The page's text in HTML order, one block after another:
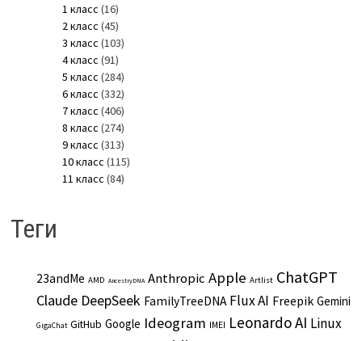
1 класс (16)
2 класс (45)
3 класс (103)
4 класс (91)
5 класс (284)
6 класс (332)
7 класс (406)
8 класс (274)
9 класс (313)
10 класс (115)
11 класс (84)
Теги
23andMe AMD AncestryDNA Anthropic Apple Artlist ChatGPT
Claude DeepSeek FamilyTreeDNA Flux AI Freepik Gemini
GigaChat GitHub Google Ideogram IMEI Leonardo AI Linux